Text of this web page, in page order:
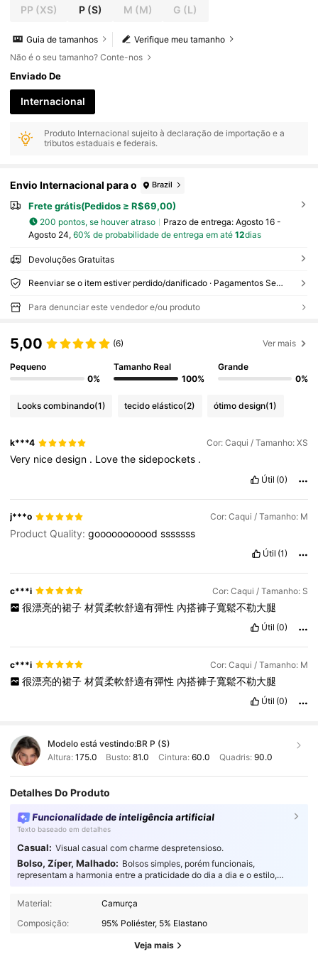
a Cor Sólida Casual, Saia-Shorts Feminina Brilha
PP (XS) P(S) M (M) G (L)
Verifique meu tamanho
Guia de tamanhos
Não é o seu tamanho? Conte-nos
Enviado De
Internacional
Produto Internacional sujeito à declaração de importação e a
tributos estaduais e federais.
Envio Internacional para o Brazil
Frete grátis(Pedidos ≥ R$69,00)
200 pontos, se houver atraso Prazo de entrega: Agosto 16 -
Agosto 24, 60% de probabilidade de entrega em até 12dias
Devoluções Gratuitas
Reenviar se o item estiver perdido/danificado · Pagamentos Seguros · Proteção de privacidade
Para denunciar este vendedor e/ou produto
5,00 (6) Ver mais
Pequeno
0%
Tamanho Real
100%
Grande
0%
Looks combinando(1) tecido elástico(2) ótimo design(1)
k***4 Cor: Caqui / Tamanho: XS
Very nicedesign . Lovethesidepockets .
Útil (0)
j***o Cor: Caqui / Tamanho: M
Product Quality:goooooooooodsssssss
Útil (1)
c***i Cor: Caqui / Tamanho: S
很漂亮的裙子 材質柔軟舒適有彈性 內搭褲子寬鬆不勒大腿
Útil (0)
c***i Cor: Caqui / Tamanho: M
很漂亮的裙子 材質柔軟舒適有彈性 內搭褲子寬鬆不勒大腿
Útil (0)
Modelo está vestindo:BR P (S)
Altura: 175.0 Busto:81.0 Cintura: 60.0 Quadris: 90.0
Detalhes Do Produto
Funcionalidade de inteligência artificial
Texto baseado em detalhes
Casual: Visual casual com charme despretensioso.
Bolso, Zíper, Malhado: Bolsos simples, porém funcionais,
representam a harmonia entre a praticidade do dia a dia e o estilo,
Material:
Camurça
Composição:
95% Poliéster, 5% Elastano
Veja mais
1.5M Seguidores